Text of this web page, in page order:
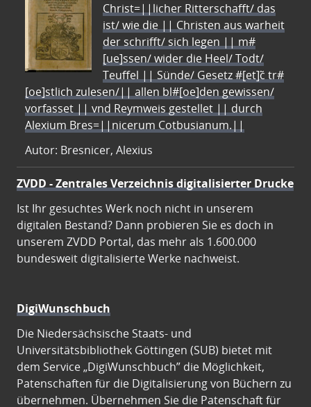
Christ=||licher Ritterschafft/ das
ist/ wie die || Christen aus warheit
der schrifft/ sich legen || m#
[ue]ssen/ wider die Heel/ Todt/
Teuffel || Sünde/ Gesetz #[et]c̃ tr#
[oe]stlich zulesen/|| allen bl#[oe]den gewissen/
vorfasset || vnd Reymweis gestellet || durch
Alexium Bres=||nicerum Cotbusianum.||
Autor: Bresnicer, Alexius
ZVDD - Zentrales Verzeichnis digitalisierter Drucke
Ist Ihr gesuchtes Werk noch nicht in unserem
digitalen Bestand? Dann probieren Sie es doch in
unserem ZVDD Portal, das mehr als 1.600.000
bundesweit digitalisierte Werke nachweist.
DigiWunschbuch
Die Niedersächsische Staats- und
Universitätsbibliothek Göttingen (SUB) bietet mit
dem Service „DigiWunschbuch” die Möglichkeit,
Patenschaften für die Digitalisierung von Büchern zu
übernehmen. Übernehmen Sie die Patenschaft für